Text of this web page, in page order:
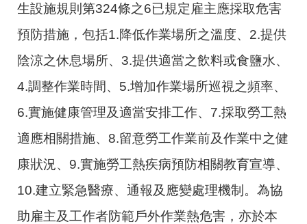
生設施規則第324條之6已規定雇主應採取危害
預防措施，包括1.降低作業場所之溫度、2.提供
陰涼之休息場所、3.提供適當之飲料或食鹽水、
4.調整作業時間、5.增加作業場所巡視之頻率、
6.實施健康管理及適當安排工作、7.採取勞工熱
適應相關措施、8.留意勞工作業前及作業中之健
康狀況、9.實施勞工熱疾病預防相關教育宣導、
10.建立緊急醫療、通報及應變處理機制。為協
助雇主及工作者防範戶外作業熱危害，亦於本